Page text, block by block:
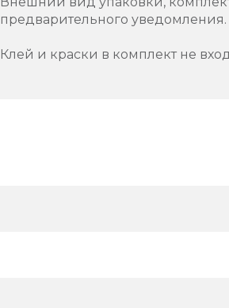
предварительного уведомления.
Клей и краски в комплект не